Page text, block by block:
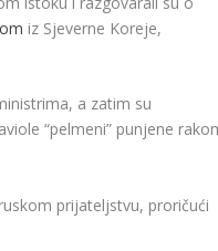
iz Sjeverne Koreje,
a zatim su
“pelmeni” punjene
prijateljstvu, proričući